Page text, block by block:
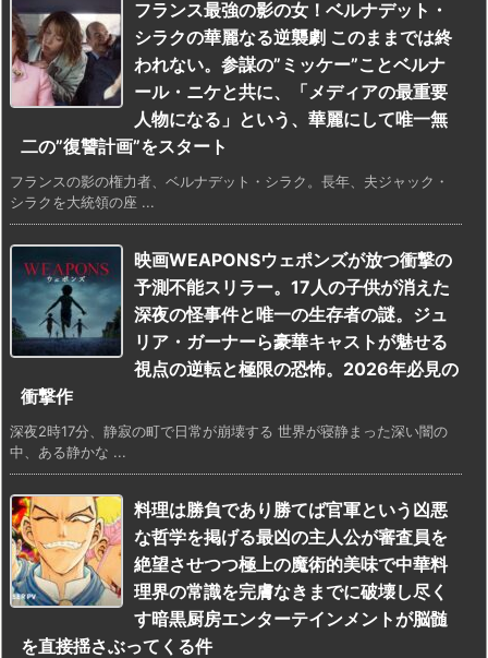
フランス最強の影の女！ベルナデット・
シラクの華麗なる逆襲劇 このままでは終
われない。参謀の”ミッケー”ことベルナ
ール・ニケと共に、「メディアの最重要
人物になる」という、華麗にして唯一無
二の”復讐計画”をスタート
フランスの影の権力者、ベルナデット・シラク。長年、夫ジャック・
シラクを大統領の座 ...
映画WEAPONSウェポンズが放つ衝撃の
予測不能スリラー。17人の子供が消えた
深夜の怪事件と唯一の生存者の謎。ジュ
リア・ガーナーら豪華キャストが魅せる
視点の逆転と極限の恐怖。2026年必見の
衝撃作
深夜2時17分、静寂の町で日常が崩壊する 世界が寝静まった深い闇の
中、ある静かな ...
料理は勝負であり勝てば官軍という凶悪
な哲学を掲げる最凶の主人公が審査員を
絶望させつつ極上の魔術的美味で中華料
理界の常識を完膚なきまでに破壊し尽く
す暗黒厨房エンターテインメントが脳髄
を直接揺さぶってくる件